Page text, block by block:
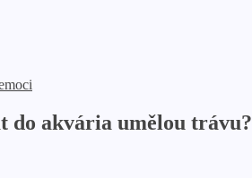
do akvária umělou trávu?